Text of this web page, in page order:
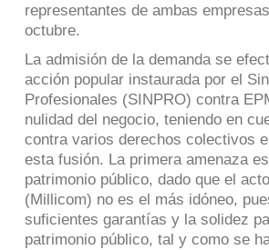
representantes de ambas
octubre.
La admisión de la demanda se
acción popular instaurada por el
Profesionales (SINPRO) contra
nulidad del negocio, teniendo en
contra varios derechos colectivos
esta fusión. La primera amenaza
patrimonio público, dado que el
(Millicom) no es el más idóneo,
suficientes garantías y la solidez
patrimonio público, tal y como se